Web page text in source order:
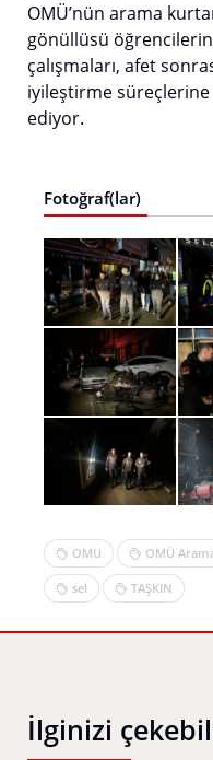
OMÜ’nün arama
gönüllüsü
çalışmaları, afet
iyileştirme süreçlerine
ediyor.
Fotoğraf(lar)
OMU OMÜ
sel TAŞKIN
İlginizi